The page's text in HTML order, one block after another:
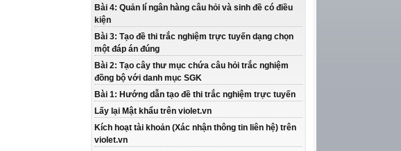
Bài 4: Quản lí ngân hàng câu hỏi và sinh đề có điều
kiện
Bài 3: Tạo đề thi trắc nghiệm trực tuyến dạng chọn
một đáp án đúng
Bài 2: Tạo cây thư mục chứa câu hỏi trắc nghiệm
đồng bộ với danh mục SGK
Bài 1: Hướng dẫn tạo đề thi trắc nghiệm trực tuyến
Lấy lại Mật khẩu trên violet.vn
Kích hoạt tài khoản (Xác nhận thông tin liên hệ) trên
violet.vn